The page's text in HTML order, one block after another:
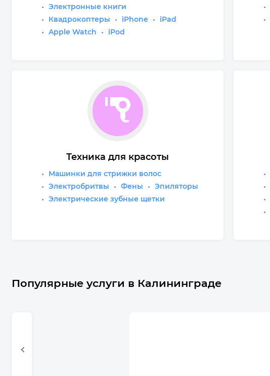
Электронные книги
Квадрокоптеры
iPhone
iPad
Apple Watch
iPod
Техника для красоты
Машинки для стрижки волос
Электробритвы
Фены
Эпиляторы
Электрические зубные щетки
Популярные услуги в Калининграде